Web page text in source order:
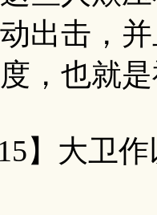
出击，
，也就
大卫作